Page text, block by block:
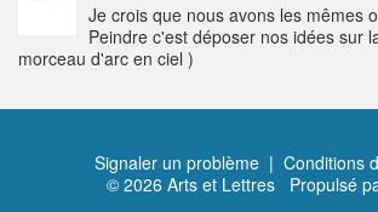
Je crois que nous avons les mêmes
Peindre c'est déposer nos idées sur
morceau d'arc en ciel )
Signaler un problème | Conditions
© 2026 Arts et Lettres Propulsé